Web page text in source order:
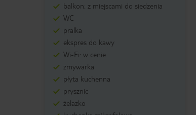
balkon: z miejscami do siedzenia
WC
pralka
ekspres do kawy
Wi-Fi: w cenie
zmywarka
płyta kuchenna
prysznic
żelazko